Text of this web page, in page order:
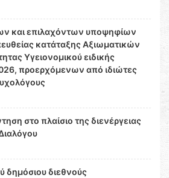
και επιλαχόντων υποψηφίων
κατάταξης Αξιωματικών
Υγειονομικού ειδικής
προερχόμενων από ιδιώτες
στο πλαίσιο της διενέργειας
δημόσιου διεθνούς